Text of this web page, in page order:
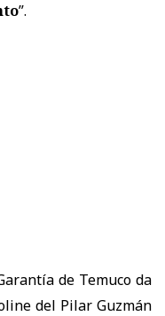
”.
de Temuco da
del Pilar Guzmán